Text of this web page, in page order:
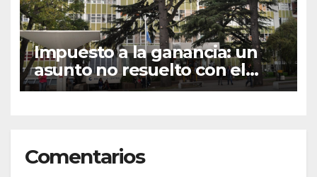
Impuesto a la ganancia: un
asunto no resuelto con el
sector universitario
Comentarios